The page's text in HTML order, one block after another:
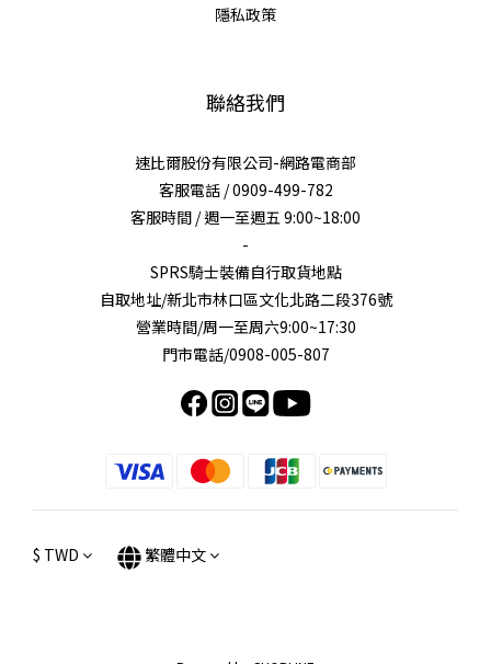
隱私政策
聯絡我們
速比爾股份有限公司-網路電商部
客服電話 / 0909-499-782
客服時間 / 週一至週五 9:00~18:00
-
SPRS騎士裝備自行取貨地點
自取地址/新北市林口區文化北路二段376號
營業時間/周一至周六9:00~17:30
門市電話/0908-005-807
$ TWD 繁體中文